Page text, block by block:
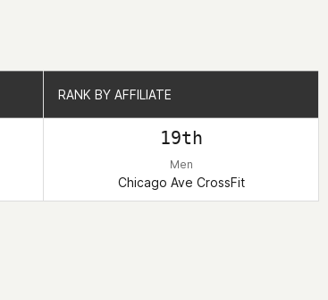
RANK BY AFFILIATE
19th
Men
Chicago Ave CrossFit
RANK BY AFFILIATE